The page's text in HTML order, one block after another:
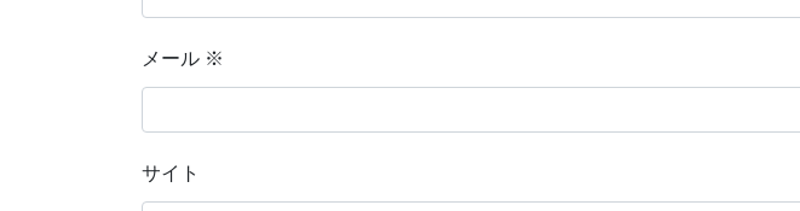
メール ※
サイト